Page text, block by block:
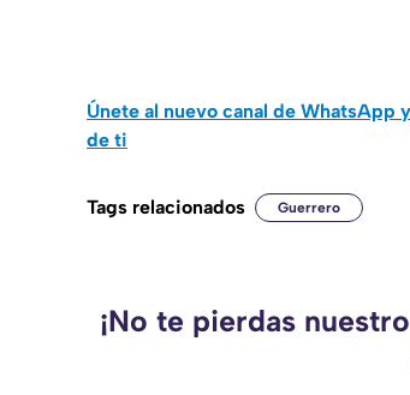
Únete al nuevo canal de WhatsApp
de ti
Tags relacionados Guerrero
¡No te pierdas